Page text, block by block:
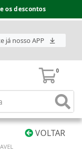
os descontos
já nosso APP
0
VOLTAR